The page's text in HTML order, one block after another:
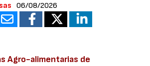
06/08/2026
Agro-alimentarias de